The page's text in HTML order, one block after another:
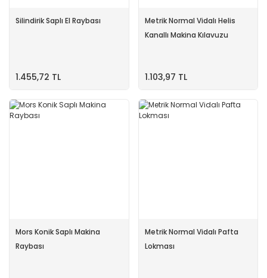
Silindirik Saplı El Raybası
1.455,72 TL
Metrik Normal Vidalı Helis
Kanallı Makina Kılavuzu
1.103,97 TL
Mors Konik Saplı Makina
Raybası
Metrik Normal Vidalı Pafta
Lokması